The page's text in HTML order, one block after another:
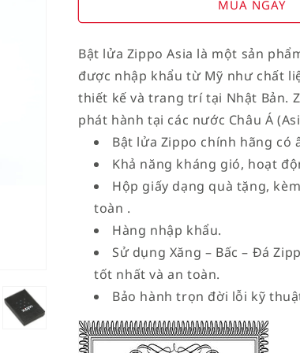
American
on
Flag
American
on
Flag
MUA NGAY
Bật lửa Zippo Asia là một sản
được nhập khẩu từ Mỹ như chất
thiết kế và trang trí tại Nhật Bản.
phát hành tại các nước Châu Á
Bật lửa Zippo chính hãng có
Khả năng kháng gió, hoạt
Hộp giấy dạng quà tặng,
toàn .
Hàng nhập khẩu.
Sử dụng Xăng – Bấc – Đá
tốt nhất và an toàn.
Bảo hành trọn đời lỗi kỹ